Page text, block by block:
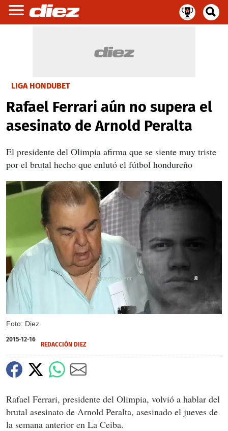
LIGA HONDUBET
Rafael Ferrari aún no supera el
asesinato de Arnold Peralta
El presidente del Olimpia afirma que se siente muy triste
por el brutal hecho que enlutó el fútbol hondureño
Foto: Diez
X
2015-12-16
REDACCIÓN DIEZ
Rafael Ferrari, presidente del Olimpia, volvió a hablar del
brutal asesinato de Arnold Peralta, asesinado el jueves de
la semana anterior en La Ceiba.